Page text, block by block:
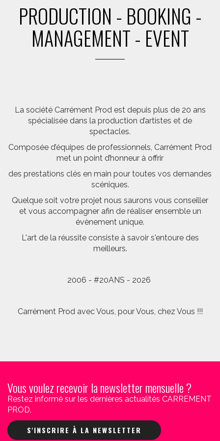
PRODUCTION - BOOKING -
MANAGEMENT - EVENT
La société Carrément Prod est depuis plus de 20 ans
spécialisée dans la production d’artistes et de
spectacles.
Composée d’équipes de professionnels, Carrément Prod
met un point d’honneur à offrir
des prestations clés en main pour toutes vos demandes
scéniques.
Quelque soit votre projet nous saurons vous conseiller
et vous accompagner afin de réaliser ensemble un
évènement unique.
L'art de la réussite consiste à savoir s'entoure des
meilleurs.
2006 - #20ANS - 2026
Carrément Prod avec Vous, pour Vous, chez Vous !!!
Vous voulez recevoir la newsletter mensuelle ?
Restez informé sur les dernières actualités CARREMENT
PROD.
S'INSCRIRE À LA NEWSLETTER